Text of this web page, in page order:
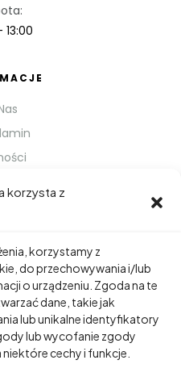
korzysta z
korzystamy z
do przechowywania i/lub
o urządzeniu. Zgoda na te
dane, takie jak
lub unikalne identyfikatory
lub wycofanie zgody
cechy i funkcje.
13:00
KONTO